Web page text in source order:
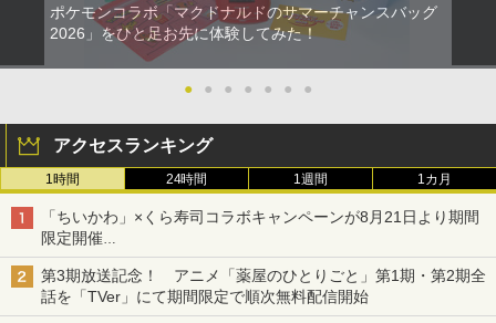
ポケモンコラボ「マクドナルドのサマーチャンスバッグ
2026」をひと足お先に体験してみた！
● ● ● ● ● ● ●
アクセスランキング
1時間 24時間 1週間 1カ月
「ちいかわ」×くら寿司コラボキャンペーンが8月21日より期間
限定開催
オリジナルの湯呑みや寿司皿が景品に登場！
第3期放送記念！ アニメ「薬屋のひとりごと」第1期・第2期全
話を「TVer」にて期間限定で順次無料配信開始